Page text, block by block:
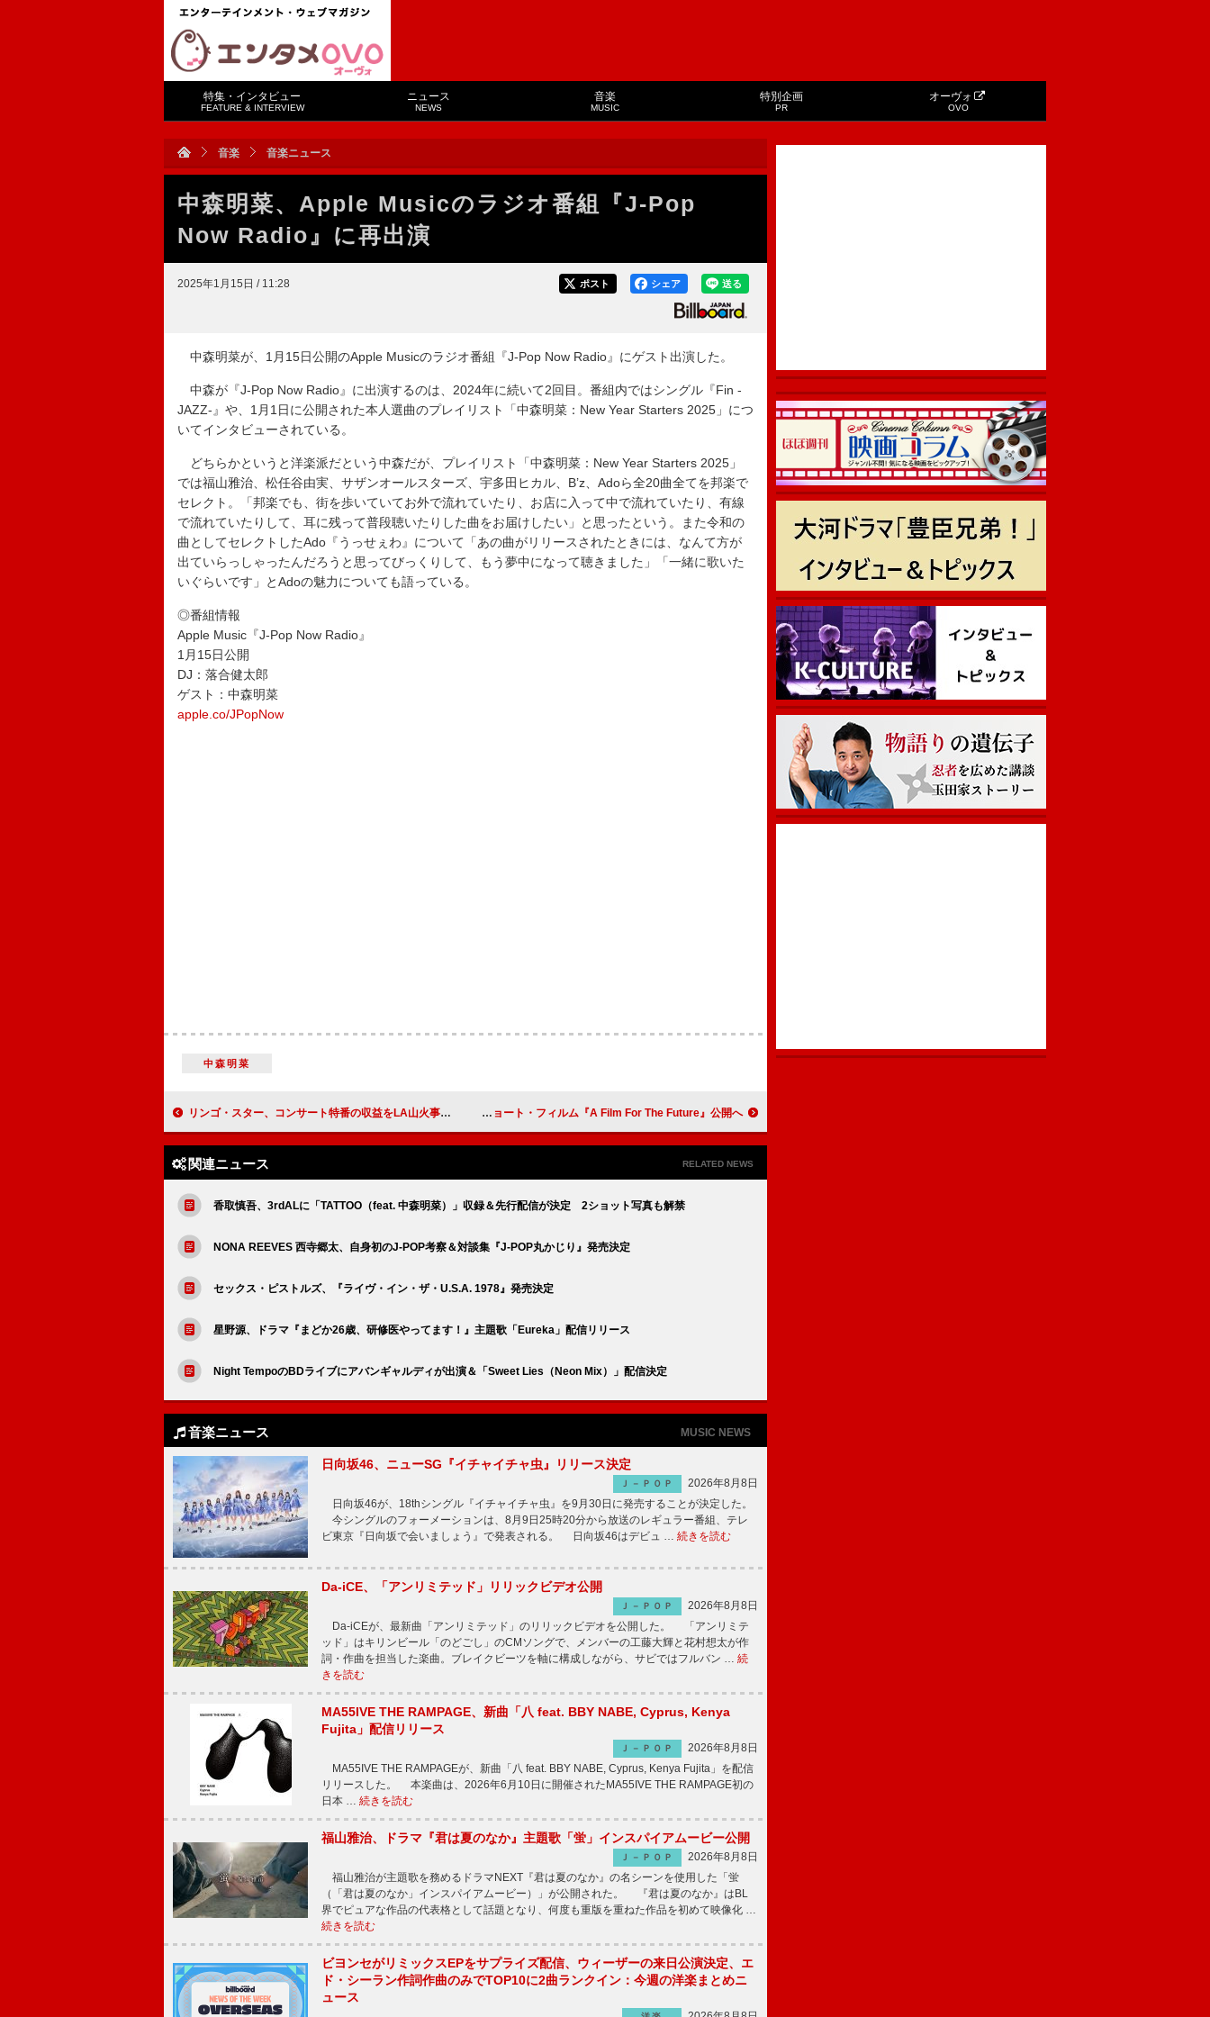
特集・インタビュー
FEATURE & INTERVIEW
ニュース
NEWS
音楽
MUSIC
特別企画
PR
オーヴォ
OVO
音楽 音楽ニュース
中森明菜、Apple Musicのラジオ番組『J-Pop
Now Radio』に再出演
2025年1月15日 / 11:28 送る
シェア
ポスト
中森明菜が、1月15日公開のApple Musicのラジオ番組『J-Pop Now Radio』にゲスト出演した。
中森が『J-Pop Now Radio』に出演するのは、2024年に続いて2回目。番組内ではシングル『Fin -
JAZZ-』や、1月1日に公開された本人選曲のプレイリスト「中森明菜：New Year Starters 2025」につ
いてインタビューされている。
どちらかというと洋楽派だという中森だが、プレイリスト「中森明菜：New Year Starters 2025」
では福山雅治、松任谷由実、サザンオールスターズ、宇多田ヒカル、B’z、Adoら全20曲全てを邦楽で
セレクト。「邦楽でも、街を歩いていてお外で流れていたり、お店に入って中で流れていたり、有線
で流れていたりして、耳に残って普段聴いたりした曲をお届けしたい」と思ったという。また令和の
曲としてセレクトしたAdo『うっせぇわ』について「あの曲がリリースされたときには、なんて方が
出ていらっしゃったんだろうと思ってびっくりして、もう夢中になって聴きました」「一緒に歌いた
いぐらいです」とAdoの魅力についても語っている。
◎番組情報
Apple Music『J-Pop Now Radio』
1月15日公開
DJ：落合健太郎
ゲスト：中森明菜
apple.co/JPopNow
中森明菜
リンゴ・スター、コンサート特番の収益をLA山火事の救援活動に寄付 シェリル・クロウ／ジャック・ホワイトら出演 コールドプレイ、最新ALの“ビジュアル・コンパニオン”となるショート・フィルム『A Film For The Future』公開へ
関連ニュース RELATED NEWS
香取慎吾、3rdALに「TATTOO（feat. 中森明菜）」収録＆先行配信が決定 2ショット写真も解禁
NONA REEVES 西寺郷太、自身初のJ-POP考察＆対談集『J-POP丸かじり』発売決定
セックス・ピストルズ、『ライヴ・イン・ザ・U.S.A. 1978』発売決定
星野源、ドラマ『まどか26歳、研修医やってます！』主題歌「Eureka」配信リリース
Night TempoのBDライブにアバンギャルディが出演＆「Sweet Lies（Neon Mix）」配信決定
音楽ニュース MUSIC NEWS
日向坂46、ニューSG『イチャイチャ虫』リリース決定
Ｊ－ＰＯＰ
2026年8月8日
日向坂46が、18thシングル『イチャイチャ虫』を9月30日に発売することが決定した。
今シングルのフォーメーションは、8月9日25時20分から放送のレギュラー番組、テレ
ビ東京『日向坂で会いましょう』で発表される。 日向坂46はデビュ … 続きを読む
Da-iCE、「アンリミテッド」リリックビデオ公開
Ｊ－ＰＯＰ
2026年8月8日
Da-iCEが、最新曲「アンリミテッド」のリリックビデオを公開した。 「アンリミテ
ッド」はキリンビール「のどごし」のCMソングで、メンバーの工藤大輝と花村想太が作
詞・作曲を担当した楽曲。ブレイクビーツを軸に構成しながら、サビではフルバン … 続
きを読む
MA55IVE THE RAMPAGE、新曲「八 feat. BBY NABE, Cyprus, Kenya
Fujita」配信リリース
Ｊ－ＰＯＰ
2026年8月8日
MA55IVE THE RAMPAGEが、新曲「八 feat. BBY NABE, Cyprus, Kenya Fujita」を配信
リリースした。 本楽曲は、2026年6月10日に開催されたMA55IVE THE RAMPAGE初の
日本 … 続きを読む
福山雅治、ドラマ『君は夏のなか』主題歌「蛍」インスパイアムービー公開
Ｊ－ＰＯＰ
2026年8月8日
福山雅治が主題歌を務めるドラマNEXT『君は夏のなか』の名シーンを使用した「蛍
（「君は夏のなか」インスパイアムービー）」が公開された。 『君は夏のなか』はBL
界でピュアな作品の代表格として話題となり、何度も重版を重ねた作品を初めて映像化 …
続きを読む
ビヨンセがリミックスEPをサプライズ配信、ウィーザーの来日公演決定、エ
ド・シーラン作詞作曲のみでTOP10に2曲ランクイン：今週の洋楽まとめニ
ュース